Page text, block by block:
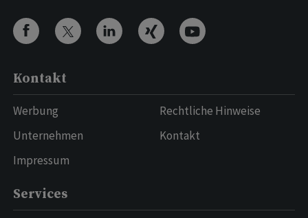
Kontakt
Werbung
Unternehmen
Impressum
Rechtliche Hinweise
Kontakt
Services